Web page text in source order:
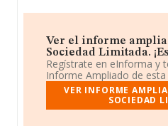
Ver el informe
Sociedad Limitada.
Regístrate en eInforma y
Informe Ampliado de esta
VER INFORME
SOCIEDAD